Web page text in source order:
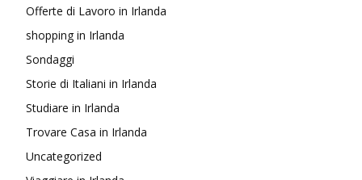
Offerte di Lavoro in Irlanda
shopping in Irlanda
Sondaggi
Storie di Italiani in Irlanda
Studiare in Irlanda
Trovare Casa in Irlanda
Uncategorized